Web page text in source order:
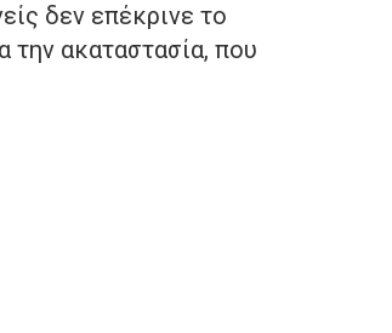
δεν επέκρινε το
την ακαταστασία, που